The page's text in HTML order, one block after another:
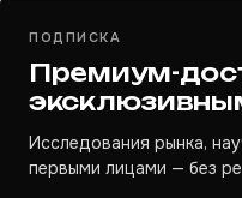
ПОДПИСКА
Премиум-
Исследования рынка,
первыми лицами — без